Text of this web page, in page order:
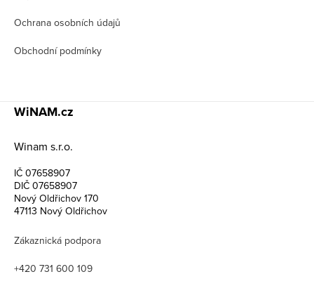
Ochrana osobních údajů
Obchodní podmínky
WiNAM.cz
Winam s.r.o.
IČ 07658907
DIČ 07658907
Nový Oldřichov 170
47113 Nový Oldřichov
Zákaznická podpora
+420 731 600 109